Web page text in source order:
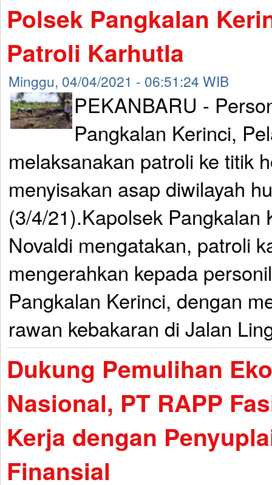
Polsek Pangkalan
Patroli Karhutla
Minggu, 04/04/2021 - 06:51:24 WIB
PEKANBARU -
Pangkalan Kerinci,
melaksanakan patroli ke titik
menyisakan asap diwilayah
(3/4/21).Kapolsek Pangkalan
Novaldi mengatakan, patroli
mengerahkan kepada
Pangkalan Kerinci, dengan
rawan kebakaran di Jalan
Dukung Pemulihan
Nasional, PT RAPP
Kerja dengan
Finansial